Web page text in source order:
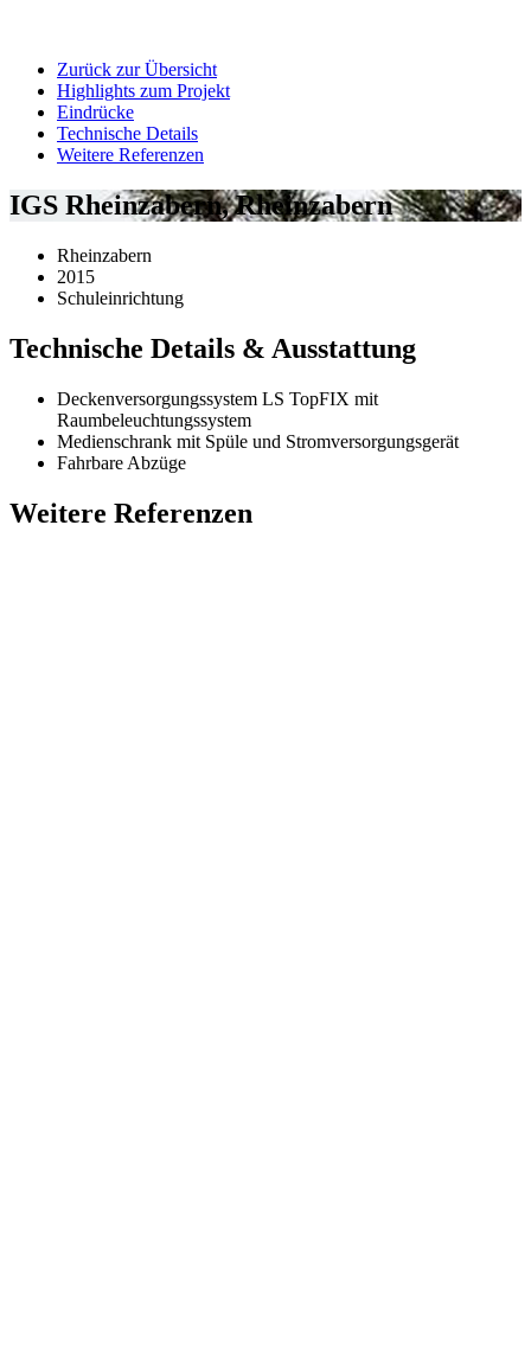
Zurück zur Übersicht
Highlights zum Projekt
Eindrücke
Technische Details
Weitere Referenzen
IGS Rheinzabern, Rheinzabern
Rheinzabern
2015
Schuleinrichtung
Technische Details & Ausstattung
Deckenversorgungssystem LS TopFIX mit
Raumbeleuchtungssystem
Medienschrank mit Spüle und Stromversorgungsgerät
Fahrbare Abzüge
Weitere Referenzen